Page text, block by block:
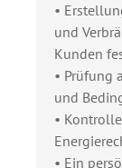
•
und
Kunden
• Prüfung
und
•
• Ein